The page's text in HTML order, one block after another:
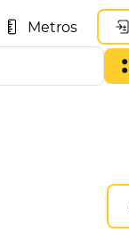
Metros